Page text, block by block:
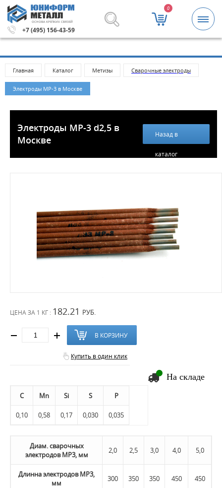
ОСНОВА КРЕПКИХ СВЯЗЕЙ
+7 (495) 156-43-59
0
Метизы и крепежные изделия оптом. Минимальная
Главная Каталог Метизы Cварочные электроды
Электроды МР-3 в Москве
Электроды МР-3 d2,5 в
Москве
Назад в
каталог
ЦЕНА ЗА 1 КГ : 182.21 РУБ.
В КОРЗИНУ
Купить в один клик
На складе
C Mn Si S P
0,10 0,58 0,17 0,030 0,035
Диам. сварочных
электродов МР3, мм
2,0 2,5 3,0 4,0 5,0
Длинна электродов МР3,
мм
300 350 350 450 450